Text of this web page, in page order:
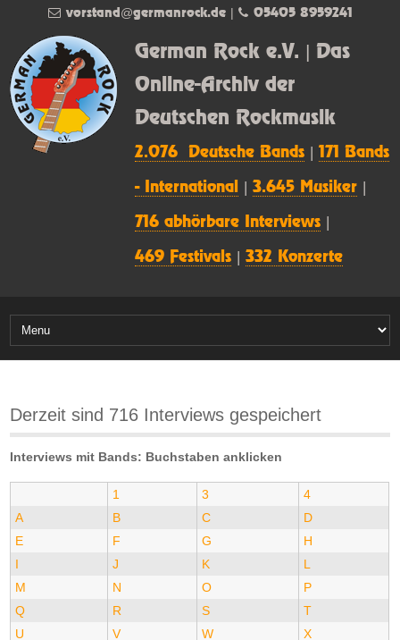
German Rock e.V. | Das
Online-Archiv der
Deutschen Rockmusik
2.076 Deutsche Bands |171 Bands
- International |3.645 Musiker
716 abhörbare Interviews
469 Festivals |332 Konzerte
vorstand@germanrock.de| 05405 8959241
Derzeit sind 716 Interviews gespeichert
Interviews mit Bands: Buchstaben anklicken
1 3
4
A
B C
D
E
F G
H
I
J K
L
M
N O
P
Q
R S
T
U
V W
X